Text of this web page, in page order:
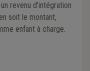
revenu d’intégration
soit le montant,
enfant à charge.